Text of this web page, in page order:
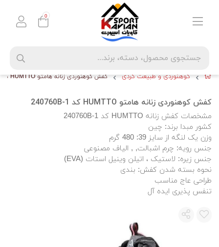
کوهنوردی و طبیعت گردی کفش کوهنوردی زنانه هامتو HUMTTO کد 240760B-1
کفش کوهنوردی زنانه هامتو HUMTTO کد 240760B-1
مشخصات کفش زنانه HUMTTO کد 240760B-1
کشور مبدا برند: چین
وزن یک لنگه از سایز 39: 480 گرم
جنس رویه: چرم اشبالت, , الیاف مصنوعی
جنس زیره: لاستیک ، اتیلن وینیل استات (EVA)
نحوه بسته شدن کفش: بندی
طراحی عاج مناسب
تنفس پذیری ایده آل
0